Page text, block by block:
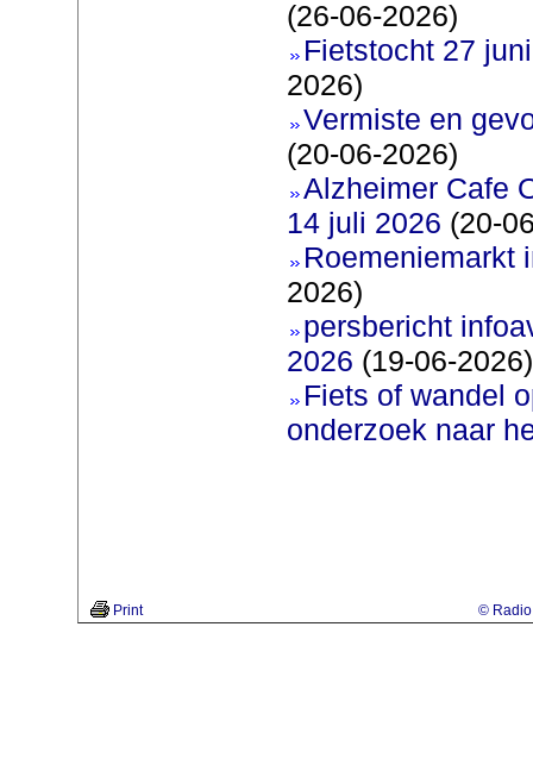
(26-06-2026)
Fietstocht 27
2026)
Vermiste en
(20-06-2026)
Alzheimer Cafe
14 juli 2026 (20-
Roemeniemarkt
2026)
persbericht
2026 (19-06-2026)
Fiets of wandel
onderzoek naar
Print © Radio